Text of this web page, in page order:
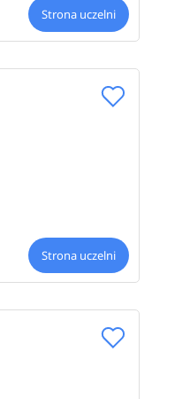
Strona uczelni
Strona uczelni